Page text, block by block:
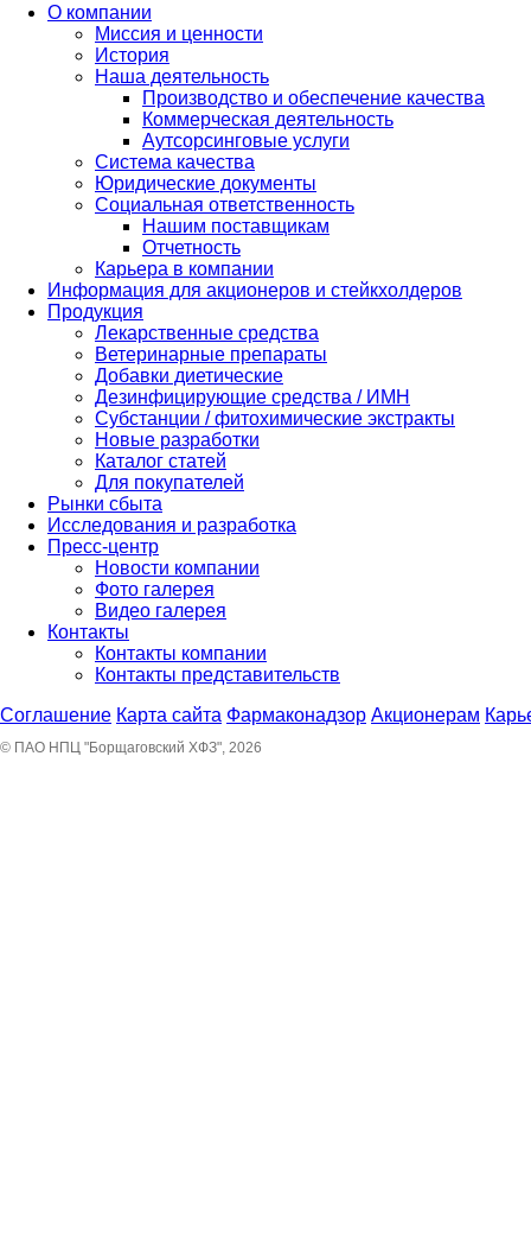
О компании
Миссия и ценности
История
Наша деятельность
Производство и обеспечение качества
Коммерческая деятельность
Аутсорсинговые услуги
Система качества
Юридические документы
Социальная ответственность
Нашим поставщикам
Отчетность
Карьера в компании
Информация для акционеров и стейкхолдеров
Продукция
Лекарственные средства
Ветеринарные препараты
Добавки диетические
Дезинфицирующие средства / ИМН
Субстанции / фитохимические экстракты
Новые разработки
Каталог статей
Для покупателей
Рынки сбыта
Исследования и разработка
Пресс-центр
Новости компании
Фото галерея
Видео галерея
Контакты
Контакты компании
Контакты представительств
Соглашение Карта сайта Фармаконадзор Акционерам
© ПАО НПЦ "Борщаговский ХФЗ", 2026